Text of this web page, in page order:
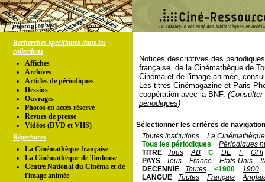
Recherches spécifiques dans les
collections
Affiches
Archives
Articles de périodiques
Dessins
Ouvrages
Photos en accés réservé
Revues de presse
Vidéos (DVD et VHS)
Répertoires
La Cinémathèque française
La Cinémathèque de Toulouse
Centre National du Cinéma et de
l'image animée
Notices descriptives des
française, de la Cinémathèque de
Cinéma et de l'image animée,
Les titres Cinémagazine et Paris-
coopération avec la BNF.
périodiques)
Sélectionner les critères de
Toutes institutions
La
Tous les périodiques
Périodiques
TITRE
Tous AB C DE F
GHI
PAYS
Tous France Etats-Unis
DECENNIE
Toutes <1900
1900
LANGUE
Toutes Français